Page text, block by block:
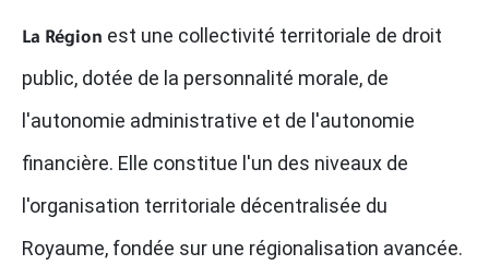
La Région est une collectivité territoriale de droit
public, dotée de la personnalité morale, de
l'autonomie administrative et de l'autonomie
financière. Elle constitue l'un des niveaux de
l'organisation territoriale décentralisée du
Royaume, fondée sur une régionalisation avancée.